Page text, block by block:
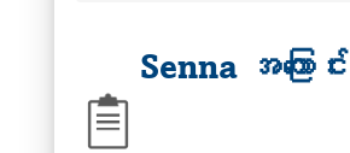
Senna အကြောင်း